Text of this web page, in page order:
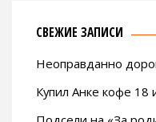
СВЕЖИЕ ЗАПИСИ
Неоправданно
Купил Анке кофе 18